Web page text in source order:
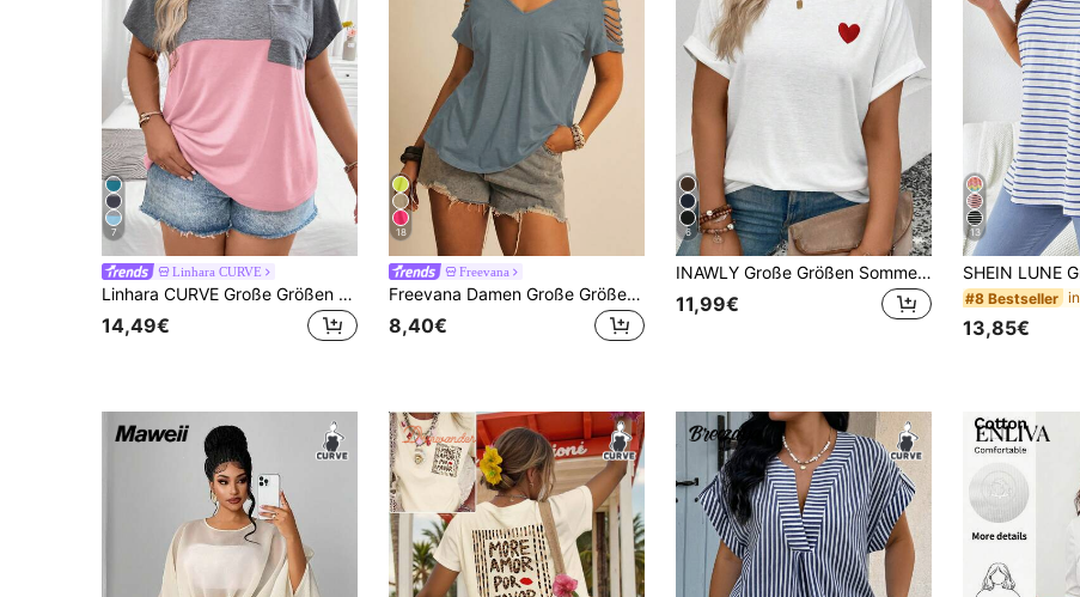
7
Linhara CURVE
Linhara CURVE Große Größen Sommer Lässig Colour-Block Fledermaus-Ärmel T-Shirt mit grafischen Motiven Damen Oberteile
14,49€
18
Freevana
Freevana Damen Große Größen Sommer lässig Modisch Straßen Chic Alltag Urlaub Minimalistisch Einfarbig Schulterfreies T-Shirt
8,40€
6
INAWLY Große Größen Sommer Lässig Herz Stickerei Fledermausärmel T-Shirt
11,99€
13
#8 Bestseller
13,85€